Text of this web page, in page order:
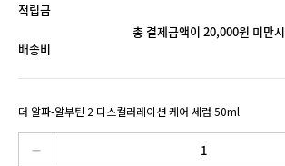
적립금
배송비
총 결제금액이 20,000원 미만
더 알파-알부틴 2 디스컬러레이션 케어 세럼 50ml